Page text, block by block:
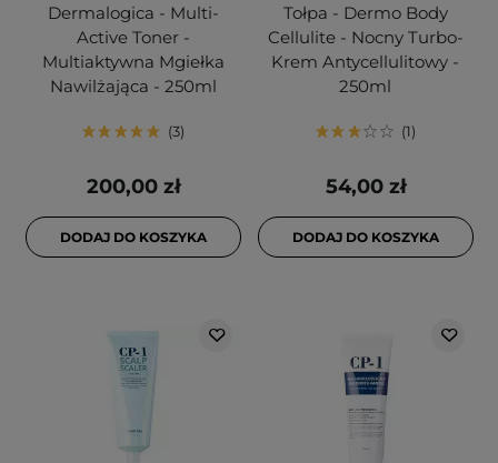
Dermalogica - Multi-
Active Toner -
Multiaktywna Mgiełka
Nawilżająca - 250ml
3
200,00 zł
DODAJ DO KOSZYKA
Tołpa - Dermo Body
Cellulite - Nocny Turbo-
Krem Antycellulitowy -
250ml
1
54,00 zł
DODAJ DO KOSZYKA